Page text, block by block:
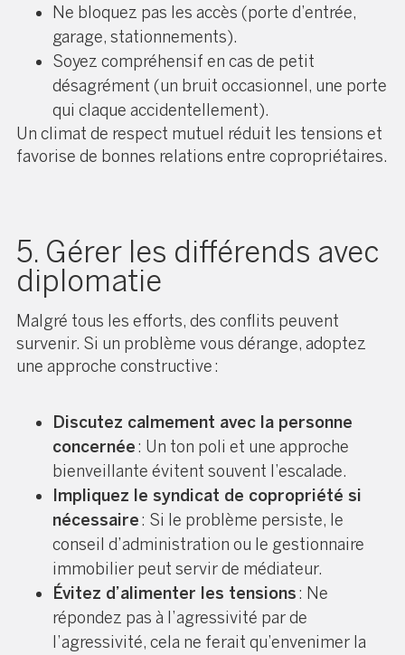
Ne bloquez pas les accès (porte d’entrée,
garage, stationnements).
Soyez compréhensif en cas de petit
désagrément (un bruit occasionnel, une porte
qui claque accidentellement).
Un climat de respect mutuel réduit les tensions et
favorise de bonnes relations entre copropriétaires.
5. Gérer les différends avec
diplomatie
Malgré tous les efforts, des conflits peuvent
survenir. Si un problème vous dérange, adoptez
une approche constructive :
Discutez calmement avec la personne
concernée: Un ton poli et une approche
bienveillante évitent souvent l’escalade.
Impliquez le syndicat de copropriété si
nécessaire: Si le problème persiste, le
conseil d’administration ou le gestionnaire
immobilier peut servir de médiateur.
Évitez d’alimenter les tensions: Ne
répondez pas à l’agressivité par de
l’agressivité, cela ne ferait qu’envenimer la